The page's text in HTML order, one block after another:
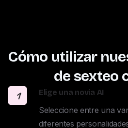
Cómo utilizar
de sexteo
1 Elige una novia AI
Seleccione entre una
diferentes